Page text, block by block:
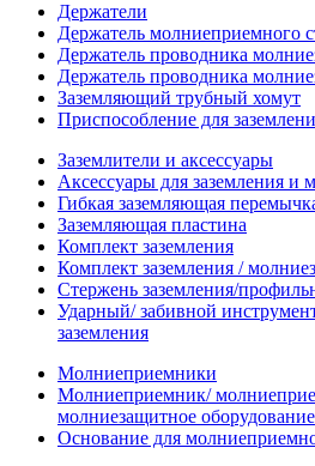
Держатели
Держатель молниеприемного
Держатель проводника
Держатель проводника
Заземляющий трубный хомут
Приспособление для
Заземлители и аксессуары
Аксессуары для заземления и
Гибкая заземляющая
Заземляющая пластина
Комплект заземления
Комплект заземления /
Стержень заземления/
Ударный/ забивной
заземления
Молниеприемники
Молниеприемник/
молниезащитное оборудование
Основание для